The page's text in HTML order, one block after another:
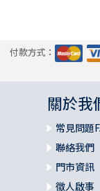
付款方式：
關於我
常見問題
聯絡我們
門市資訊
徵人啟事